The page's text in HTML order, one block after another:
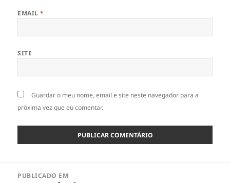
EMAIL*
SITE
Guardar o meu nome, email e site neste navegador para a
próxima vez que eu comentar.
PUBLICADO EM